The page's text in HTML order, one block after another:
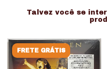
Talvez você se
FRETE GRÁTIS